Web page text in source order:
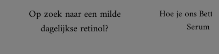
Op zoek naar een milde
dagelijkse retinol?
Hoe je ons
Serum